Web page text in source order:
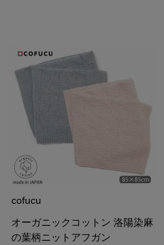
cofucu
オーガニックコットン 洛陽染麻
の葉柄ニットアフガン